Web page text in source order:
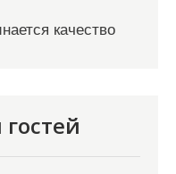
качество